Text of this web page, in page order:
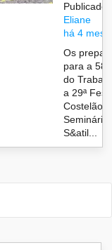
Publicado
Eliane
há 4
Os
para a
do
a 29ª
Costelão
Seminário
S&atil...